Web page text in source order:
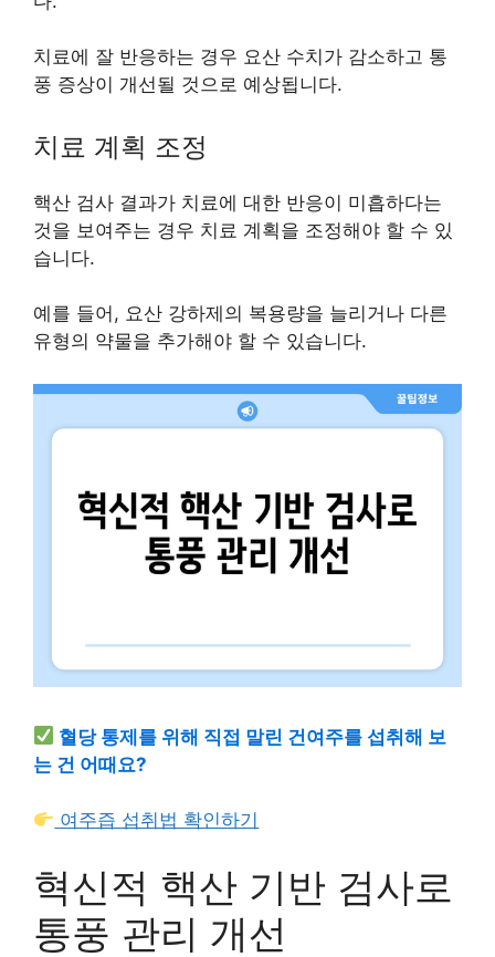
치료에 잘 반응하는 경우 요산 수치가 감소하고 통
풍 증상이 개선될 것으로 예상됩니다.
치료 계획 조정
핵산 검사 결과가 치료에 대한 반응이 미흡하다는
것을 보여주는 경우 치료 계획을 조정해야 할 수 있
습니다.
예를 들어, 요산 강하제의 복용량을 늘리거나 다른
유형의 약물을 추가해야 할 수 있습니다.
혈당 통제를 위해 직접 말린 건여주를 섭취해 보
는 건 어때요?
여주즙 섭취법 확인하기
혁신적 핵산 기반 검사로
통풍 관리 개선